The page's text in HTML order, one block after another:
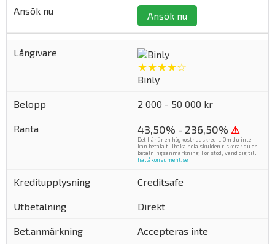
Ansök nu
★★★★☆
Binly
2 000 - 50 000 kr
43,50% - 236,50% ⚠
Det här är en högkostnadskredit. Om du inte
kan betala tillbaka hela skulden riskerar du en
betalningsanmärkning. För stöd, vänd dig till
hallåkonsument.se
Creditsafe
Direkt
Accepteras inte